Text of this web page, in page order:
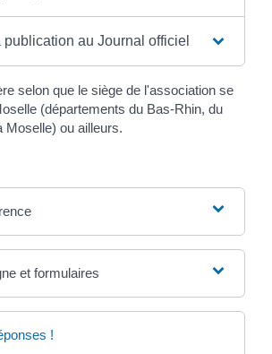
publication au Journal officiel
selon que le siège de l'association se
(départements du Bas-Rhin, du
Moselle) ou ailleurs.
et formulaires
!